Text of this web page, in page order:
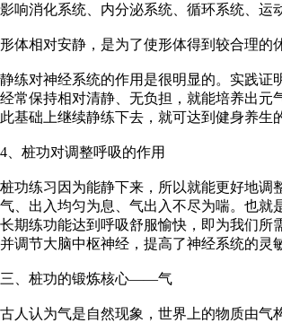
影响消化系统、内分泌系统、循环系统、运
形体相对安静，是为了使形体得到较合理的
静练对神经系统的作用是很明显的。实践证
经常保持相对清静、无负担，就能培养出元
此基础上继续静练下去，就可达到健身养生
4、桩功对调整呼吸的作用
桩功练习因为能静下来，所以就能更好地调
气、出入均匀为息、气出入不尽为喘。也就
长期练功能达到呼吸舒服愉快，即为我们所
并调节大脑中枢神经，提高了神经系统的灵
三、桩功的锻炼核心——气
古人认为气是自然现象，世界上的物质由气